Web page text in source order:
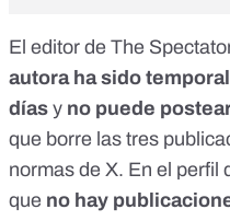
El editor de The
autora ha sido
días y no puede
que borre las tres
normas de X. En el perfil
que no hay